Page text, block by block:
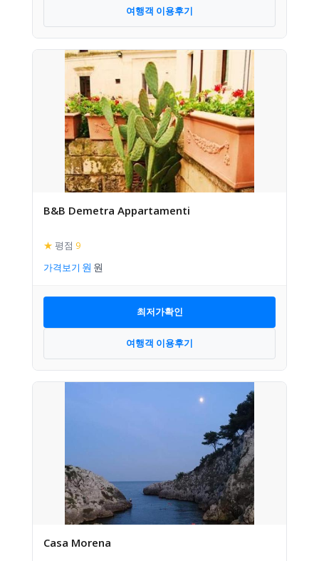
여행객 이용후기
B&B Demetra Appartamenti
★ 평점 9
가격보기
최저가확인
여행객 이용후기
Casa Morena